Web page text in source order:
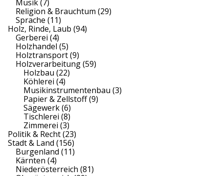
Musik(7)
Religion & Brauchtum (29)
Sprache (11)
Holz, Rinde, Laub (94)
Gerberei (4)
Holzhandel (5)
Holztransport(9)
Holzverarbeitung(59)
Holzbau (22)
Köhlerei (4)
Musikinstrumentenbau (3)
Papier & Zellstoff(9)
Sägewerk(6)
Tischlerei (8)
Zimmerei (3)
Politik & Recht(23)
Stadt & Land (156)
Burgenland (11)
Kärnten (4)
Niederösterreich (81)